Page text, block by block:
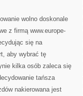
WAKACYJNYCH,
I
JEDYNIE
wolno doskonale
z firmą www.europe-
się na
aby wybrać tę
kilka osób zaleca się
tańsza
nakierowana jest